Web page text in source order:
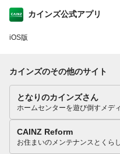
カインズ公式アプリ
iOS版
カインズのその他のサイト
となりのカインズさん
ホームセンターを遊び倒すメデ
CAINZ Reform
お住まいのメンテナンスとくら